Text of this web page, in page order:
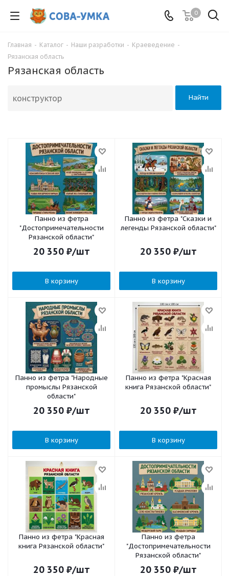
0
Главная - Каталог - Наши разработки - Краеведение -
Рязанская область
Рязанская область
Найти
Панно из фетра
"Достопримечательности
Рязанской области"
20 350₽/шт
В корзину
Панно из фетра "Сказки и
легенды Рязанской области"
20 350₽/шт
В корзину
Панно из фетра "Народные
промыслы Рязанской
области"
20 350₽/шт
В корзину
Панно из фетра "Красная
книга Рязанской области"
20 350₽/шт
В корзину
Панно из фетра "Красная
книга Рязанской области"
20 350₽/шт
Панно из фетра
"Достопримечательности
Рязанской области"
20 350₽/шт